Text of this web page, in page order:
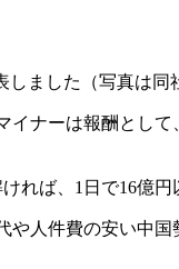
ました（写真は同
ナーは報酬として
れば、1日で16億円
人件費の安い中